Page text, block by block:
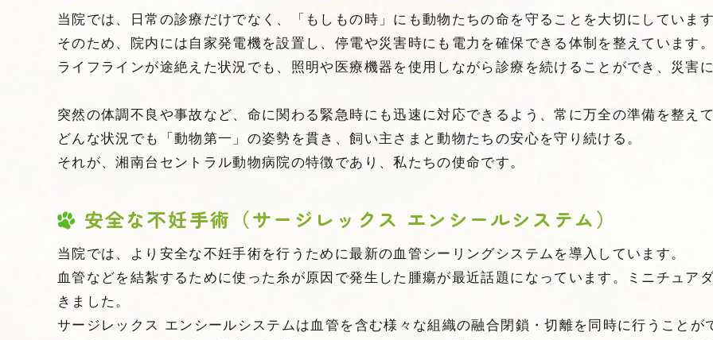
当院では、日常の診療だけでなく、「もしもの時」にも動物たちの命を守ることを大切にしていま
そのため、院内には自家発電機を設置し、停電や災害時にも電力を確保できる体制を整えています
ライフラインが途絶えた状況でも、照明や医療機器を使用しながら診療を続けることができ、災害
突然の体調不良や事故など、命に関わる緊急時にも迅速に対応できるよう、常に万全の準備を整え
どんな状況でも「動物第一」の姿勢を貫き、飼い主さまと動物たちの安心を守り続ける。
それが、湘南台セントラル動物病院の特徴であり、私たちの使命です。
安全な不妊手術（サージレックス エンシールシステム）
当院では、より安全な不妊手術を行うために最新の血管シーリングシステムを導入しています。
血管などを結紮するために使った糸が原因で発生した腫瘍が最近話題になっています。ミニチュア
きました。
サージレックス エンシールシステムは血管を含む様々な組織の融合閉鎖・切離を同時に行うこと